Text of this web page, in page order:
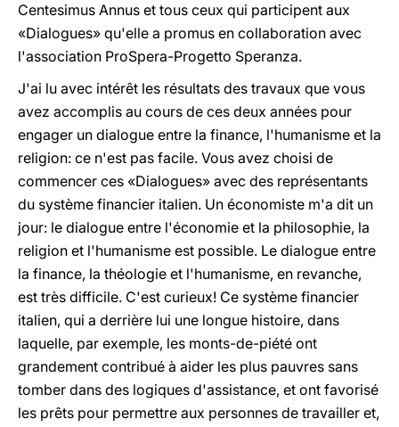
Centesimus Annus et tous ceux qui participent aux
«Dialogues» qu'elle a promus en collaboration avec
l'association ProSpera-Progetto Speranza.
J'ai lu avec intérêt les résultats des travaux que vous
avez accomplis au cours de ces deux années pour
engager un dialogue entre la finance, l'humanisme et la
religion: ce n'est pas facile. Vous avez choisi de
commencer ces «Dialogues» avec des représentants
du système financier italien. Un économiste m'a dit un
jour: le dialogue entre l'économie et la philosophie, la
religion et l'humanisme est possible. Le dialogue entre
la finance, la théologie et l'humanisme, en revanche,
est très difficile. C'est curieux! Ce système financier
italien, qui a derrière lui une longue histoire, dans
laquelle, par exemple, les monts-de-piété ont
grandement contribué à aider les plus pauvres sans
tomber dans des logiques d'assistance, et ont favorisé
les prêts pour permettre aux personnes de travailler et,